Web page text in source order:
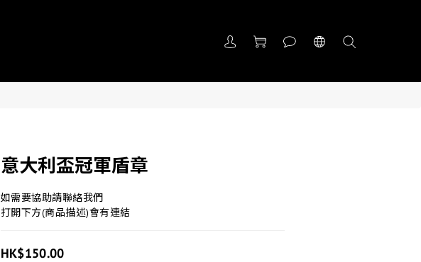
意大利盃冠軍盾章
如需要協助請聯絡我們
打開下方(商品描述)會有連結
HK$150.00